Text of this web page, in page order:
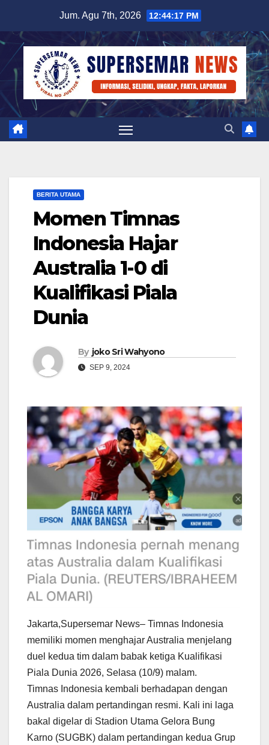
content
Jum. Agu 7th, 2026 12:44:18 PM
BERITA UTAMA
Momen Timnas
Indonesia Hajar
Australia 1-0 di
Kualifikasi Piala
Dunia
By joko Sri Wahyono
SEP 9, 2024
Jakarta,Supersemar News– Timnas Indonesia
memiliki momen menghajar Australia menjelang
duel kedua tim dalam babak ketiga Kualifikasi
Piala Dunia 2026, Selasa (10/9) malam.
Timnas Indonesia kembali berhadapan dengan
Australia dalam pertandingan resmi. Kali ini laga
bakal digelar di Stadion Utama Gelora Bung
Karno (SUGBK) dalam pertandingan kedua Grup